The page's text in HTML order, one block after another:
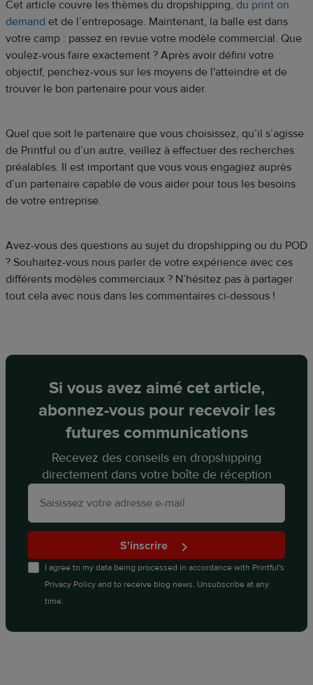
Cet article couvre les thèmes du dropshipping, du print on
demand et de l’entreposage. Maintenant, la balle est dans
votre camp : passez en revue votre modèle commercial. Que
voulez-vous faire exactement ? Après avoir défini votre
objectif, penchez-vous sur les moyens de l'atteindre et de
trouver le bon partenaire pour vous aider.
Quel que soit le partenaire que vous choisissez, qu’il s’agisse
de Printful ou d’un autre, veillez à effectuer des recherches
préalables. Il est important que vous vous engagiez auprès
d’un partenaire capable de vous aider pour tous les besoins
de votre entreprise.
Avez-vous des questions au sujet du dropshipping ou du POD
? Souhaitez-vous nous parler de votre expérience avec ces
différents modèles commerciaux ? N’hésitez pas à partager
tout cela avec nous dans les commentaires ci-dessous !
Si vous avez aimé cet article,
abonnez-vous pour recevoir les
futures communications
Recevez des conseils en dropshipping
directement dans votre boîte de réception
S'inscrire
I agree to my data being processed in accordance with Printful's
Privacy Policyand to receive blog news. Unsubscribe at any
time.